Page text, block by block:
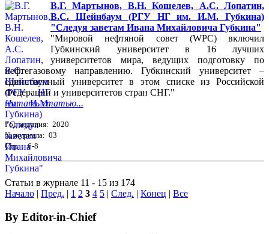
В.Г. Мартынов, В.Н. Кошелев, А.С. Лопатин,
В.С. Шейнбаум (РГУ НГ им. И.М. Губкина)
"Следуя заветам Ивана Михайловича Губкина"
"Мировой нефтяной совет (WPC) включил
Губкинский университет в 16 лучших
университетов мира, ведущих подготовку по
нефтегазовому направлению. Губкинский университет –
единственный университет в этом списке из Российской
Федерации и университетов стран СНГ."
Читать статью...
Год издания: 2020
№ журнала: 03
Стр. : 6-8
Статьи в журнале 11 - 15 из 174
Начало | Пред. | 1 2 3 4 5 | След. | Конец | Все
By Editor-in-Chief